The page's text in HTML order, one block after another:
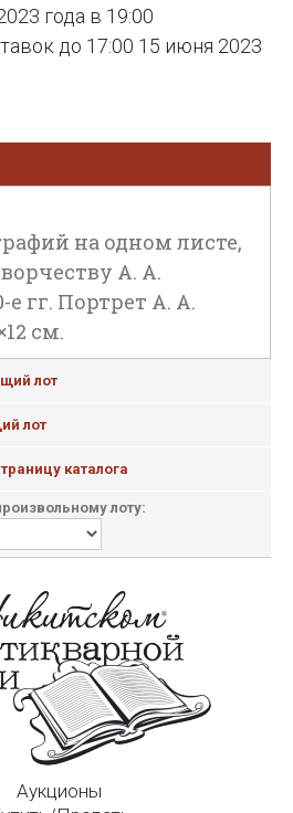
года в 19:00
до 17:00 15 июня 2023
на одном листе,
А. А.
гг. Портрет А. А.
см.
лот
лот
каталога
лоту:
Аукционы